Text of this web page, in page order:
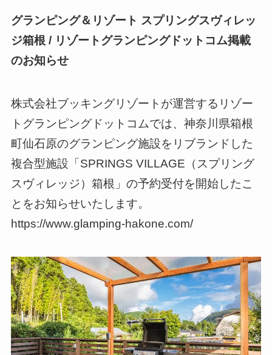
グランピング＆リゾート スプリングスヴィレッ
ジ箱根 / リゾートグランピングドットコム掲載
のお知らせ
株式会社ブッキングリゾートが運営するリゾー
トグランピングドットコムでは、神奈川県箱根
町仙石原のグランピング施設をリブランドした
複合型施設「SPRINGS VILLAGE（スプリング
スヴィレッジ）箱根」の予約受付を開始したこ
とをお知らせいたします。
https://www.glamping-hakone.com/